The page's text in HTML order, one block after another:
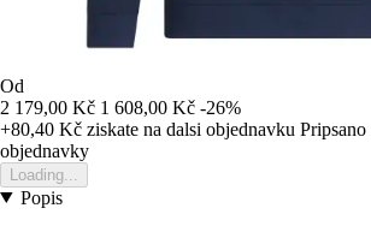
Od
2 179,00 Kč 1 608,00 Kč -26%
+80,40 Kč ziskate na dalsi objednavku
objednavky
Loading...
Popis